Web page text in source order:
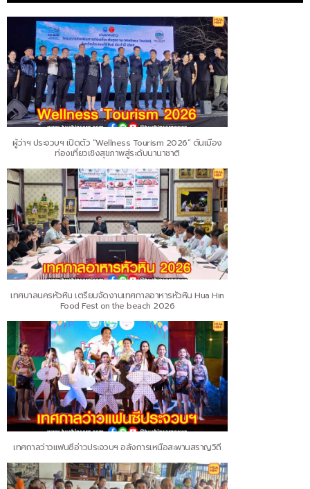
ผู้ว่าฯ ประจวบฯ เปิดตัว “Wellness Tourism 2026” ดันเมือง
ท่องเที่ยวเชิงสุขภาพสู่ระดับนานาชาติ
เทศบาลนครหัวหิน เตรียมจัดงานเทศกาลอาหารหัวหิน Hua Hin
Food Fest on the beach 2026
เทศกาลว่าวแฟนซีอ่าวประจวบฯ อลังการเหนือสะพานสราญวิถี